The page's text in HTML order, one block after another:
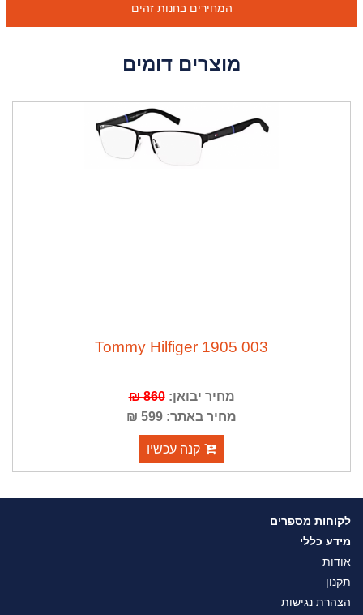
המחירים בחנות זהים
מוצרים דומים
Tommy Hilfiger 1905 003
מחיר יבואן:860 ₪
מחיר באתר: 599 ₪
קנה עכשיו
לקוחות מספרים
מידע כללי
אודות
תקנון
הצהרת נגישות